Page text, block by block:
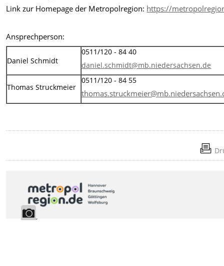
Link zur Homepage der Metropolregion: https://
Ansprechperson:
Daniel Schmidt
0511/120 - 84 40
daniel.schmidt@mb.niedersachsen.de
Thomas Struckmeier
0511/120 - 84 55